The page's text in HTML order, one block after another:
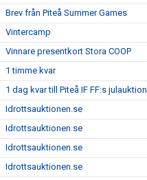
Brev från Piteå Summer Games
Vintercamp
Vinnare presentkort Stora COOP
1 timme kvar
1 dag kvar till Piteå IF FF:s julauktion
Idrottsauktionen.se
Idrottsauktionen.se
Idrottsauktionen.se
Idrottsauktionen.se